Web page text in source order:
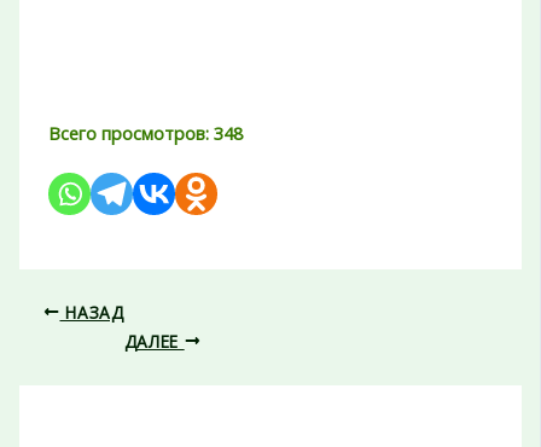
Всего просмотров: 348
НАЗАД
ДАЛЕЕ